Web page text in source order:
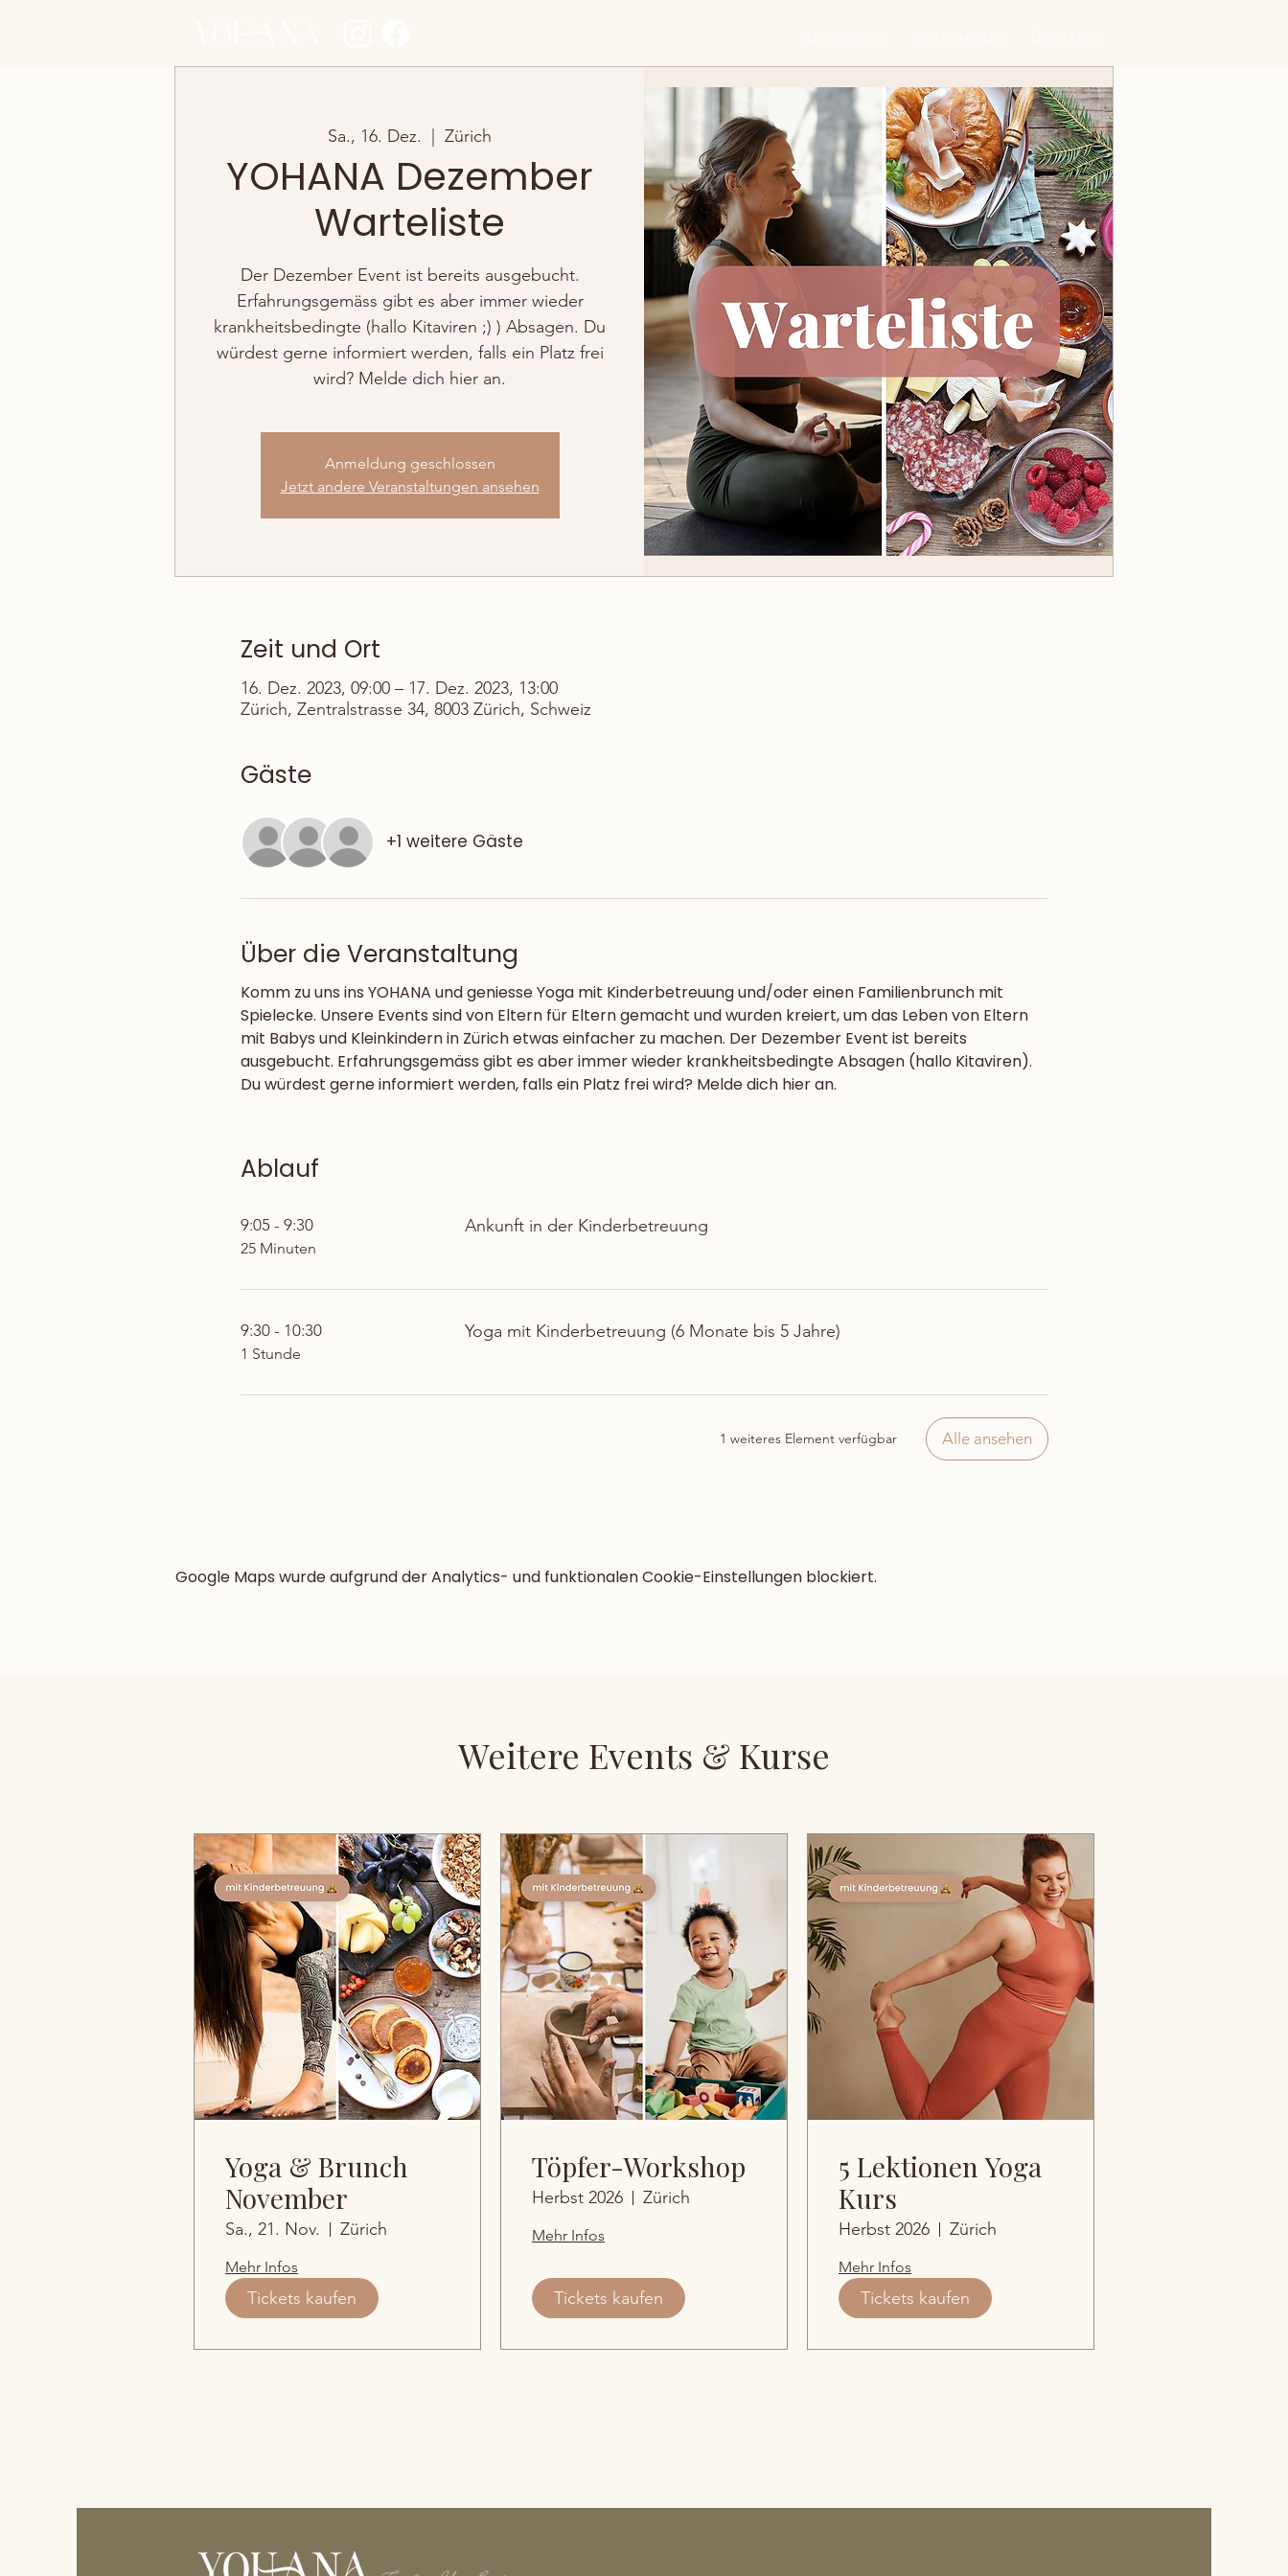
Sa., 16. Dez.
  |
Zürich
YOHANA Dezember
Warteliste
Der Dezember Event ist bereits ausgebucht.
Erfahrungsgemäss gibt es aber immer wieder
krankheitsbedingte (hallo Kitaviren ;) ) Absagen. Du
würdest gerne informiert werden, falls ein Platz frei
wird? Melde dich hier an.
Anmeldung geschlossen
Jetzt andere Veranstaltungen ansehen
Zeit und Ort
16. Dez. 2023, 09:00 – 17. Dez. 2023, 13:00
Zürich, Zentralstrasse 34, 8003 Zürich, Schweiz
Gäste
+1 weitere Gäste
Über die Veranstaltung
Komm zu uns ins YOHANA und geniesse Yoga mit Kinderbetreuung und/oder einen Familienbrunch mit
Spielecke. Unsere Events sind von Eltern für Eltern gemacht und wurden kreiert, um das Leben von Eltern
mit Babys und Kleinkindern in Zürich etwas einfacher zu machen. Der Dezember Event ist bereits
ausgebucht. Erfahrungsgemäss gibt es aber immer wieder krankheitsbedingte Absagen (hallo Kitaviren).
Du würdest gerne informiert werden, falls ein Platz frei wird? Melde dich hier an.
Ablauf
9:05 - 9:30
25 Minuten
Ankunft in der Kinderbetreuung
9:30 - 10:30
1 Stunde
Yoga mit Kinderbetreuung (6 Monate bis 5 Jahre)
1 weiteres Element verfügbar Alle ansehen
Google Maps wurde aufgrund der Analytics- und funktionalen Cookie-Einstellungen blockiert.
Weitere Events & Kurse
Yoga & Brunch
November
Sa., 21. Nov. Zürich
Mehr Infos
Tickets kaufen
Töpfer-Workshop
Herbst 2026 Zürich
Mehr Infos
Tickets kaufen
5 Lektionen Yoga
Kurs
Herbst 2026 Zürich
Mehr Infos
Tickets kaufen